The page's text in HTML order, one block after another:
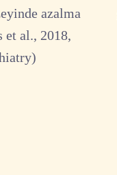
azalma
et al., 2018,